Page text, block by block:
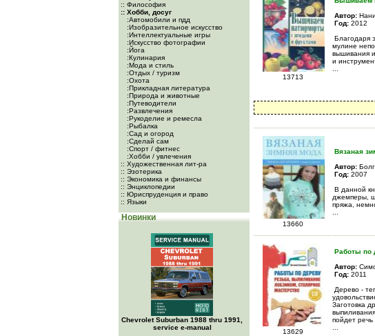
:: Философия
:: Хобби, досуг
:Автомобили и пдд
:Изобразительное искусство
:Интеллектуальные игры
:Искусство фотографии
:Йога
:Кулинария
:Мода и стиль
:Отдых / туризм
:Охота
:Прикладная литература
:Природа и животные
:Путеводители
:Развлечения
:Рукоделие и ремесла
:Рыбалка
:Сад и огород
:Сделай сам
:Спорт / фитнес
:Хобби / увлечения
:: Художественная лит-ра
:: Эзотерика
:: Экономика и финансы
:: Энциклопедии
:: Юриспруденция и право
:: Языки
Новинки
Chevrolet Suburban 1988 thru 1991,
service e-manual
13713
Автор:
Год: 2012
Благодаря
мулине
вышивания
и
13660
Вязаная
Автор:
Год: 2007
В данной
джемперы,
пряжа,
13629
Работы по
Автор:
Год: 2011
Дерево -
Заготовка
пойдет речь